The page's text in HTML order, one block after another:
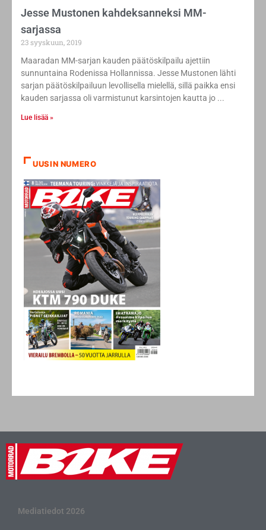
Jesse Mustonen kahdeksanneksi MM-
sarjassa
23 syyskuun, 2019
Maaradan MM-sarjan kauden päätöskilpailu ajettiin
sunnuntaina Rodenissa Hollannissa. Jesse Mustonen lähti
sarjan päätöskilpailuun levollisella mielellä, sillä paikka ensi
kauden sarjassa oli varmistunut karsintojen kautta jo
Lue lisää »
UUSIN NUMERO
Mediatiedot 2026